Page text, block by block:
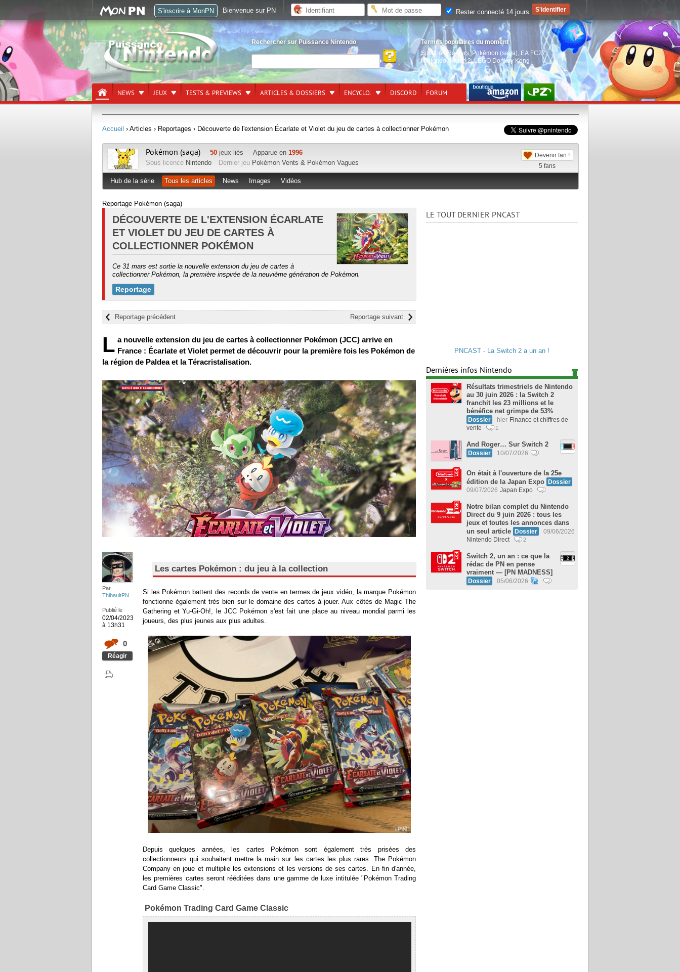
Rechercher sur Puissance Nintendo
Termes populaires du moment
Splatoon Raiders, Pokémon (saga) EA FC27,
Nintendo Switch 2,LEGO Donkey Kong
NEWS JEUX TESTS & PREVIEWS ARTICLES & DOSSIERS ENCYCLO. DISCORD FORUM
Accueil › Articles › Reportages › Découverte de l'extension Écarlate et Violet du jeu de cartes à collectionner Pokémon
Devenir fan !
5 fans
Pokémon (saga) 50 jeux liés Apparue en 1996
Sous licence Nintendo Dernier jeu Pokémon Vents & Pokémon Vagues
Hub de la série Tous les articles News Images Vidéos
Reportage Pokémon (saga)
DÉCOUVERTE DE L'EXTENSION ÉCARLATE
ET VIOLET DU JEU DE CARTES À
COLLECTIONNER POKÉMON
Ce 31 mars est sortie la nouvelle extension du jeu de cartes à
collectionner Pokémon, la première inspirée de la neuvième génération de Pokémon.
Reportage
Reportage suivant
Reportage précédent
L a nouvelle extension du jeu de cartes à collectionner Pokémon (JCC) arrive en
France : Écarlate et Violet permet de découvrir pour la première fois les Pokémon de
la région de Paldea et la Téracristalisation.
Par
ThibaultPN
Publié le
02/04/2023
à 13h31
0
Réagir
Les cartes Pokémon : du jeu à la collection
Si les Pokémon battent des records de vente en termes de jeux vidéo, la marque Pokémon
fonctionne également très bien sur le domaine des cartes à jouer. Aux côtés de Magic The
Gathering et Yu-Gi-Oh!, le JCC Pokémon s'est fait une place au niveau mondial parmi les
joueurs, des plus jeunes aux plus adultes.
Depuis quelques années, les cartes Pokémon sont également très prisées des
collectionneurs qui souhaitent mettre la main sur les cartes les plus rares. The Pokémon
Company en joue et multiplie les extensions et les versions de ses cartes. En fin d'année,
les premières cartes seront rééditées dans une gamme de luxe intitulée "Pokémon Trading
Card Game Classic".
Pokémon Trading Card Game Classic
LE TOUT DERNIER PNCAST
PNCAST - La Switch 2 a un an !
Dernières infos Nintendo
Résultats trimestriels de Nintendo
au 30 juin 2026 : la Switch 2
franchit les 23 millions et le
bénéfice net grimpe de 53%
Dossier hier Finance et chiffres de
vente
1
And Roger… Sur Switch 2
Dossier 10/07/2026
On était à l'ouverture de la 25e
édition de la Japan Expo Dossier
09/07/2026 Japan Expo
Notre bilan complet du Nintendo
Direct du 9 juin 2026 : tous les
jeux et toutes les annonces dans
un seul article Dossier
09/06/2026
Nintendo Direct
2
Switch 2, un an : ce que la
rédac de PN en pense
vraiment — [PN MADNESS]
Dossier 05/06/2026
S'inscrire à MonPN Bienvenue sur PN Rester connecté 14 jours